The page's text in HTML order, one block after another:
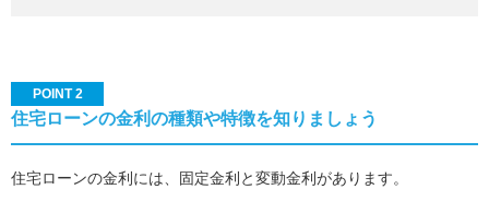
POINT 2
住宅ローンの金利の種類や特徴を知りましょう
住宅ローンの金利には、固定金利と変動金利があります。